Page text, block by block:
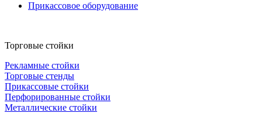
Прикассовое оборудование
Торговые стойки
Рекламные стойки
Торговые стенды
Прикассовые стойки
Перфорированные стойки
Металлические стойки